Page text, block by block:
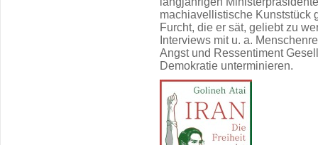
machiavellistische Kunststück
Furcht, die er sät, geliebt zu
Interviews mit u. a.
Angst und Ressentiment
Demokratie unterminieren.